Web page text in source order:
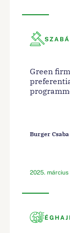
Green
Burger
2025. március